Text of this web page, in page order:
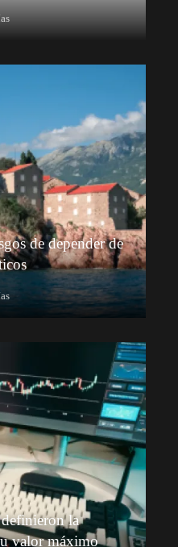
de depender de
definieron la
valor máximo